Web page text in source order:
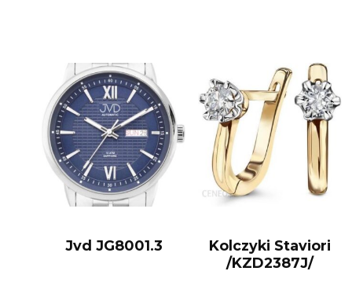
Jvd JG8001.3
Kolczyki Staviori
/KZD2387J/